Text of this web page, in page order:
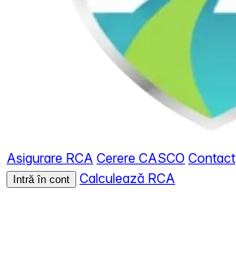
Asigurare RCA Cerere CASCO Contact
Intră în cont Calculează RCA